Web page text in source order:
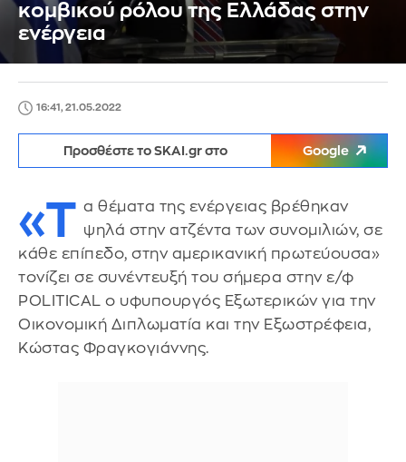
κομβικού ρόλου της Ελλάδας στην
ενέργεια
16:41, 21.05.2022
Προσθέστε το SKAI.gr στο Google
«Τ α θέματα της ενέργειας βρέθηκαν
ψηλά στην ατζέντα των συνομιλιών, σε
κάθε επίπεδο, στην αμερικανική πρωτεύουσα»
τονίζει σε συνέντευξή του σήμερα στην ε/φ
POLITICAL ο υφυπουργός Εξωτερικών για την
Οικονομική Διπλωματία και την Εξωστρέφεια,
Κώστας Φραγκογιάννης.